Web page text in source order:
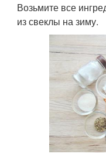
Возьмите все
из свеклы на зиму.